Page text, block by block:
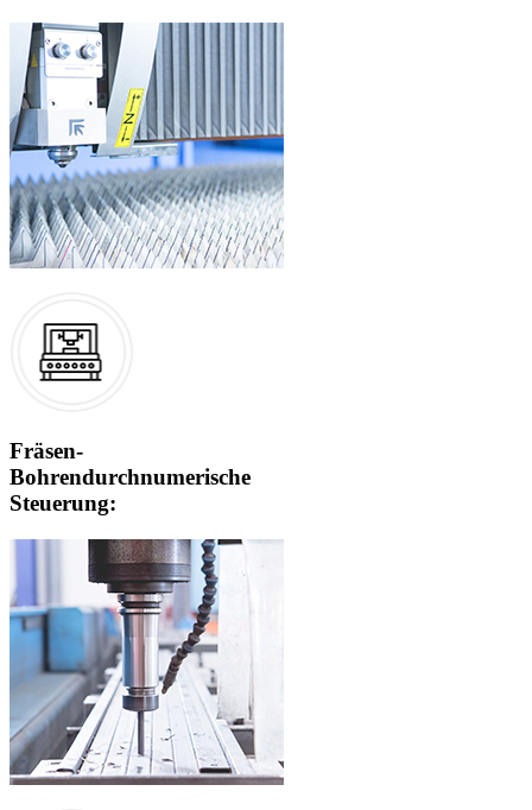
Fräsen-
Bohrendurchnumerische
Steuerung: